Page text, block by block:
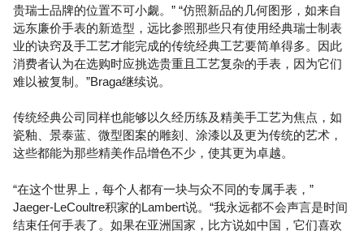
贵瑞士品牌的位置不可小觑。” “仿照新品的几何图形，如来自
远东廉价手表的新造型，远比参照那些只有使用经典瑞士制表
业的诀窍及手工艺才能完成的传统经典工艺要简单得多。因此
消费者认为在选购时应挑选贵重且工艺复杂的手表，因为它们
难以被复制。”Braga继续说。
传统经典公司同样也能够以久经历练及精美手工艺为焦点，如
瓷釉、景泰蓝、微型图案的雕刻、涂漆以及更为传统的艺术，
这些都能为那些精美作品增色不少，使其更为卓越。
“在这个世界上，每个人都有一块与众不同的专属手表，”
Jaeger-LeCoultre积家的Lambert说。“我永远都不会声言是时间
结束任何手表了。如果在亚洲国家，比方说如中国，它们喜欢